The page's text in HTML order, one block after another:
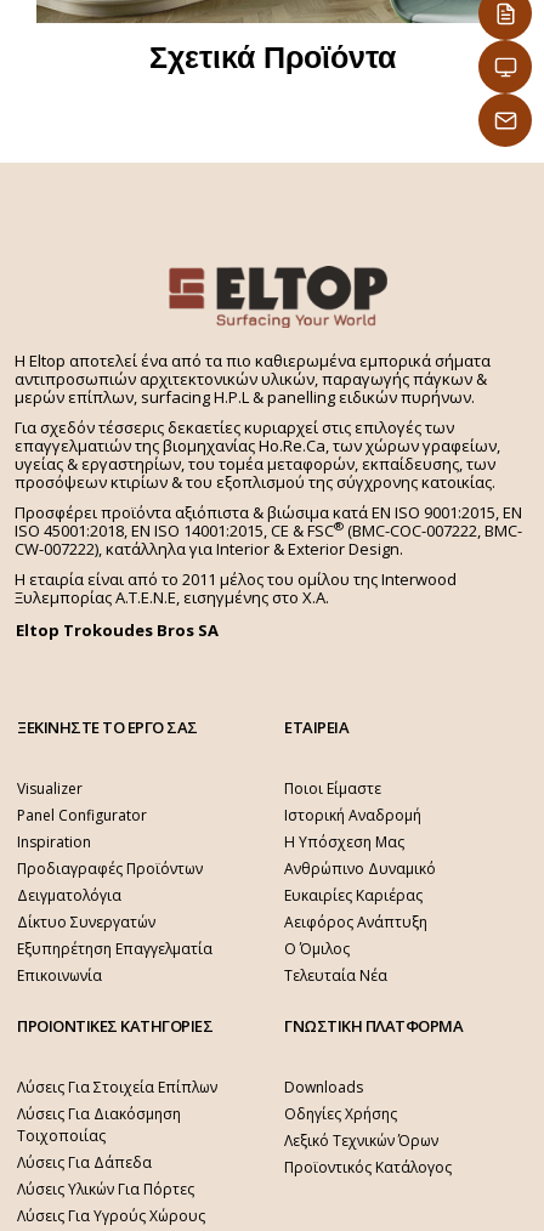
– Δεν χρειάζονται επεξεργασία άκρων,
προσφέρονται με σοκόριασμα επιλογής σας στις
διαμήκεις και εγκάρσιες άκρες
ή νησίδα ειδικού σχεδίου? Επιλέξτε από το ευρύ
Σχετικά Προϊόντα
H Eltop αποτελεί ένα από τα πιο καθιερωμένα εμπορικά σήματα
αντιπροσωπιών αρχιτεκτονικών υλικών, παραγωγής πάγκων &
μερών επίπλων, surfacing H.P.L & panelling ειδικών πυρήνων.
Για σχεδόν τέσσερις δεκαετίες κυριαρχεί στις επιλογές των
επαγγελματιών της βιομηχανίας Ho.Re.Ca, των χώρων γραφείων,
υγείας & εργαστηρίων, του τομέα μεταφορών, εκπαίδευσης, των
προσόψεων κτιρίων & του εξοπλισμού της σύγχρονης κατοικίας.
Προσφέρει προϊόντα αξιόπιστα & βιώσιμα κατά EN ISO 9001:2015, EN
ISO 45001:2018, EN ISO 14001:2015,CE & FSC® (BMC-COC-007222, BMC-
CW-007222), κατάλληλα για Interior & Exterior Design.
Η εταιρία είναι από το 2011 μέλος του ομίλου της Interwood
Ξυλεμπορίας Α.Τ.Ε.Ν.Ε, εισηγμένης στο Χ.A.
Eltop Trokoudes Bros SA
ΞΕΚΙΝΗΣΤΕ ΤΟ ΕΡΓΟ ΣΑΣ
Visualizer
Panel Configurator
Inspiration
Προδιαγραφές Προϊόντων
Δειγματολόγια
Δίκτυο Συνεργατών
Εξυπηρέτηση Επαγγελματία
Επικοινωνία
ΕΤΑΙΡΕΙΑ
Ποιοι Είμαστε
Ιστορική Αναδρομή
Η Υπόσχεση Μας
Ανθρώπινο Δυναμικό
Ευκαιρίες Καριέρας
Αειφόρος Ανάπτυξη
Ο Όμιλος
Τελευταία Νέα
ΠΡΟΙΟΝΤΙΚΕΣ ΚΑΤΗΓΟΡΙΕΣ
Λύσεις Για Στοιχεία Επίπλων
Λύσεις Για Διακόσμηση
Τοιχοποιίας
Λύσεις Για Δάπεδα
Λύσεις Υλικών Για Πόρτες
Λύσεις Για Υγρούς Χώρους
ΓΝΩΣΤΙΚΗ ΠΛΑΤΦΟΡΜΑ
Downloads
Οδηγίες Χρήσης
Λεξικό Τεχνικών Όρων
Προϊοντικός Κατάλογος